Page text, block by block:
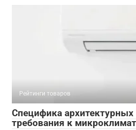
Рейтинги товаров
Специфика
требования к